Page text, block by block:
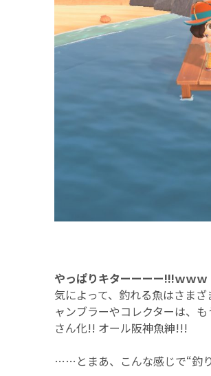
やっぱりキターーーー!!!ｗｗｗ
気によって、釣れる魚はさま
ャンブラーやコレクターは、
さん化!! オール阪神魚紳!!!
……とまあ、こんな感じで“釣